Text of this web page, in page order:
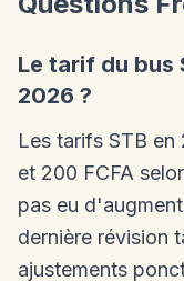
Le tarif du bus
2026 ?
Les tarifs STB en
et 200 FCFA
pas eu
dernière révision
ajustements